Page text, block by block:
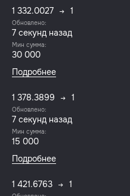
1 332.0027 1
Обновлено:
8 секунд назад
Мин сумма:
30 000
Подробнее
1 378.3899 1
Обновлено:
8 секунд назад
Мин сумма:
15 000
Подробнее
1 421.6763 1